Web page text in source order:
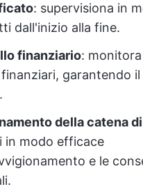
: supervisiona in
dall'inizio alla fine.
finanziario:
garantendo
della catena
in modo efficace
e le